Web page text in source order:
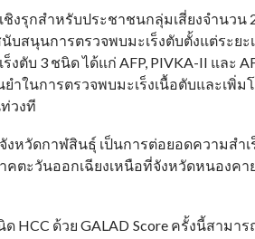
งรุกสำหรับประชาชนกลุ่มเสี่ยงจำนวน
บสนุนการตรวจพบมะเร็งตับตั้งแต่ระย
งตับ 3 ชนิด ได้แก่ AFP, PIVKA-II และ
ำในการตรวจพบมะเร็งเนื้อตับและเพิ่ม
วงที
งหวัดกาฬสินธุ์ เป็นการต่อยอดความสำเ
คตะวันออกเฉียงเหนือที่จังหวัดหนองคา
HCC ด้วย GALAD Score ครั้งนี้สามา